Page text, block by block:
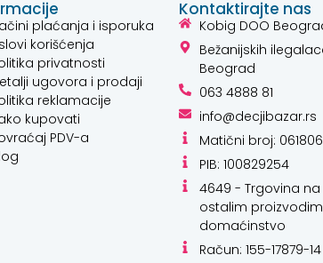
plaćanja i isporuka
korišćenja
privatnosti
ugovora i prodaji
reklamacije
kupovati
PDV-a
Kontaktirajte nas
Kobig DOO
Bežanijskih
Beograd
063 4888 81
info@decjibazar.rs
Matični broj:
PIB: 100829254
4649 - Trgovina na
ostalim
domaćinstvo
Račun: 155-17879-14
Kako mogu da
Pitajte me šta god